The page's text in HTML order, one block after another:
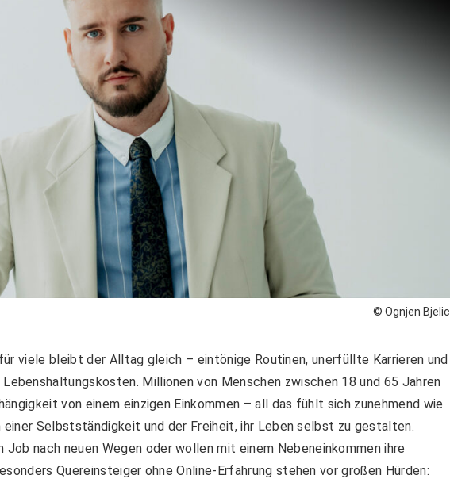
© Ognjen Bjelic
viele bleibt der Alltag gleich – eintönige Routinen, unerfüllte Karrieren und
Millionen von Menschen zwischen 18 und 65 Jahren
von einem einzigen Einkommen – all das fühlt sich zunehmend wie
einer Selbstständigkeit und der Freiheit, ihr Leben selbst zu gestalten.
nach neuen Wegen oder wollen mit einem Nebeneinkommen ihre
Quereinsteiger ohne Online-Erfahrung stehen vor großen Hürden: